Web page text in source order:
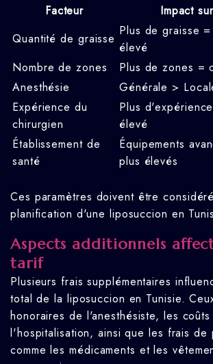
Facteur
Impact
Quantité de graisse
Plus de graisse
élevé
Nombre de zones
Plus de zones =
Anesthésie
Générale >
Expérience du
chirurgien
Plus
élevé
Établissement de
santé
Équipements
plus élevés
Ces paramètres doivent être
planification d'une liposuccion en
Aspects additionnels
tarif
Plusieurs frais supplémentaires
total de la liposuccion en Tunisie.
honoraires de l'anesthésiste, les coûts
l'hospitalisation, ainsi que les frais de
comme les médicaments et les